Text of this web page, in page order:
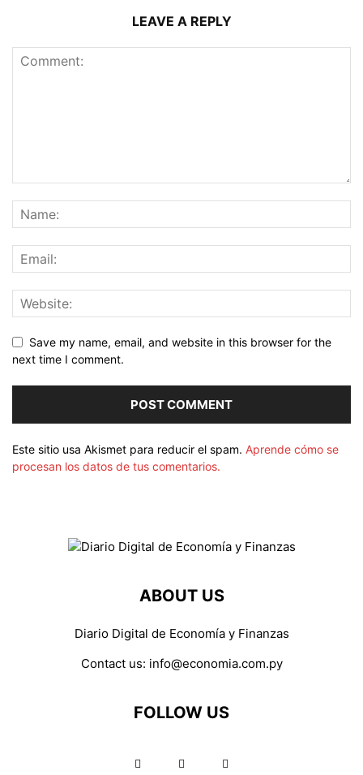
LEAVE A REPLY
Save my name, email, and website in this browser for the
next time I comment.
Este sitio usa Akismet para reducir el spam. Aprende cómo se
procesan los datos de tus comentarios.
ABOUT US
Diario Digital de Economía y Finanzas
Contact us: info@economia.com.py
FOLLOW US